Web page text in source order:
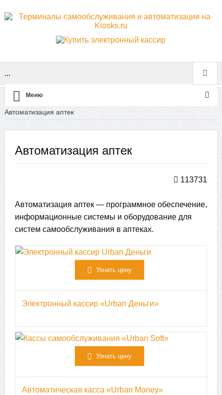
...
Меню
Главная
Автоматизация аптек
Автоматизация аптек
113731
Автоматизация аптек — программное обеспечение,
информационные системы и оборудование для
систем самообслуживания в аптеках.
Узнать цену
Электронный кассир «Urban Деньги»
Узнать цену
Автоматическая касса «Urban Money»